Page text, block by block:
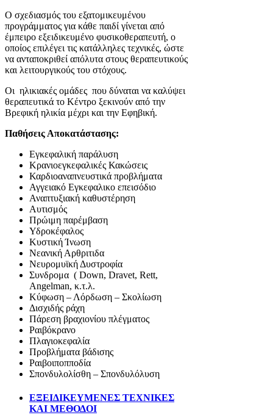
Ο σχεδιασμός του εξατομικευμένου
προγράμματος για κάθε παιδί γίνεται από
έμπειρο εξειδικευμένο φυσικοθεραπευτή, ο
οποίος επιλέγει τις κατάλληλες τεχνικές, ώστε
να ανταποκριθεί απόλυτα στους θεραπευτικούς
και λειτουργικούς του στόχους.
Οι ηλικιακές ομάδες που δύναται να καλύψει
θεραπευτικά το Κέντρο ξεκινούν από την
Βρεφική ηλικία μέχρι και την Εφηβική.
Παθήσεις Αποκατάστασης:
Εγκεφαλική παράλυση
Κρανιοεγκεφαλικές Κακώσεις
Καρδιοαναπνευστικά προβλήματα
Αγγειακό Εγκεφαλικο επεισόδιο
Αναπτυξιακή καθυστέρηση
Αυτισμός
Πρώιμη παρέμβαση
Υδροκέφαλος
Κυστική Ίνωση
Νεανική Αρθριτιδα
Νευρομυϊκή Δυστροφία
Συνδρομα ( Down, Dravet, Rett,
Angelman, κ.τ.λ.
Κύφωση – Λόρδωση – Σκολίωση
Δισχιδής ράχη
Πάρεση βραχιονίου πλέγματος
Ραιβόκρανο
Πλαγιοκεφαλία
Προβλήματα βάδισης
Ραιβοιποπποδία
Σπονδυλολίσθη – Σπονδυλόλυση
ΕΞΕΙΔΙΚΕΥΜΕΝΕΣ ΤΕΧΝΙΚΕΣ
ΚΑΙ ΜΕΘΟΔΟΙ